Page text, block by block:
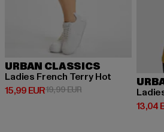
URBAN CLASSICS
Ladies French Terry Hot
15,99 EUR
Derzeitiger Preis: 15,99 EUR
19,99 EURAktionspreis: 19,99
13,04